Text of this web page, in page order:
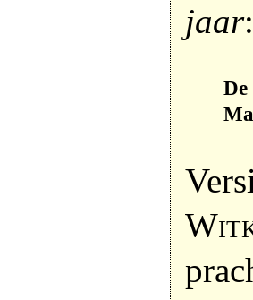
jaar:
De